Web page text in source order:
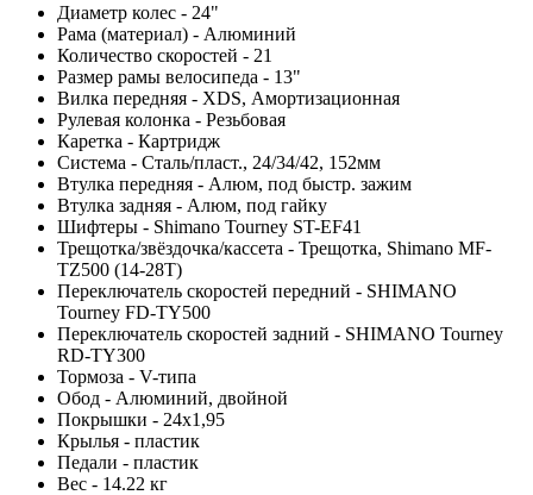
Диаметр колес - 24"
Рама (материал) - Алюминий
Количество скоростей - 21
Размер рамы велосипеда - 13"
Вилка передняя - XDS, Амортизационная
Рулевая колонка - Резьбовая
Каретка - Картридж
Система - Сталь/пласт., 24/34/42, 152мм
Втулка передняя - Алюм, под быстр. зажим
Втулка задняя - Алюм, под гайку
Шифтеры - Shimano Tourney ST-EF41
Трещотка/звёздочка/кассета - Трещотка, Shimano MF-
TZ500 (14-28T)
Переключатель скоростей передний - SHIMANO
Tourney FD-TY500
Переключатель скоростей задний - SHIMANO Tourney
RD-TY300
Тормоза - V-типа
Обод - Алюминий, двойной
Покрышки - 24x1,95
Крылья - пластик
Педали - пластик
Вес - 14.22 кг